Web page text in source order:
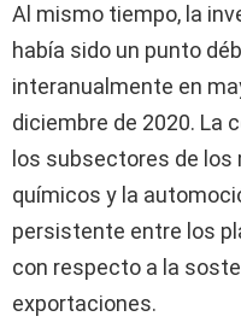
Al mismo tiempo, la
había sido un punto
interanualmente en
diciembre de 2020. La
los subsectores de
químicos y la
persistente entre los
con respecto a la
exportaciones.